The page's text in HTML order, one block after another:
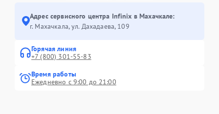
Адрес сервисного центра Infinix в Махачкале:
г. Махачкала, ул. Дахадаева, 109
Горячая линия
+7 (800) 301-55-83
Время работы
Ежедневно с 9:00 до 21:00